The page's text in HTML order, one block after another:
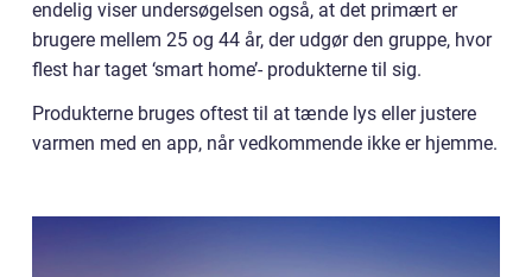
endelig viser undersøgelsen også, at det primært er
brugere mellem 25 og 44 år, der udgør den gruppe, hvor
flest har taget ‘smart home’- produkterne til sig.
Produkterne bruges oftest til at tænde lys eller justere
varmen med en app, når vedkommende ikke er hjemme.